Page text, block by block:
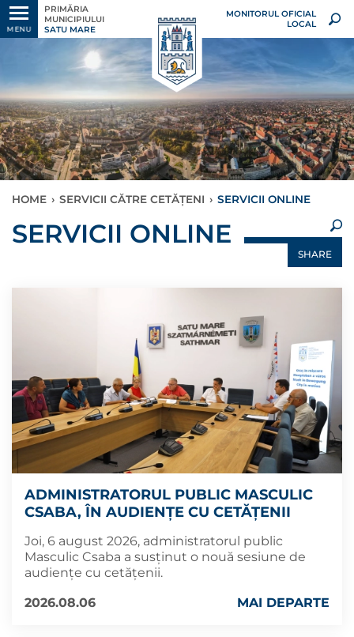
MENU
PRIMĂRIA
MUNICIPIULUI
SATU MARE
MONITORUL OFICIAL
LOCAL
HOME › SERVICII CĂTRE CETĂȚENI › SERVICII ONLINE
×
SERVICII ONLINE
SHARE
ADMINISTRATORUL PUBLIC MASCULIC
CSABA, ÎN AUDIENȚE CU CETĂȚENII
Joi, 6 august 2026, administratorul public
Masculic Csaba a susținut o nouă sesiune de
audiențe cu cetățenii.
2026.08.06
MAI DEPARTE